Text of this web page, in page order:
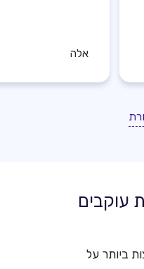
אלה
עוקבים
ביותר על